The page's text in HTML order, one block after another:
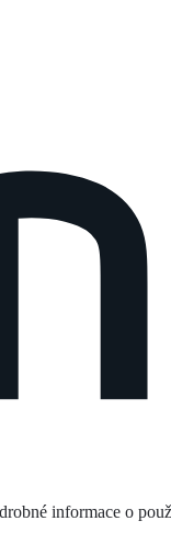
informace o